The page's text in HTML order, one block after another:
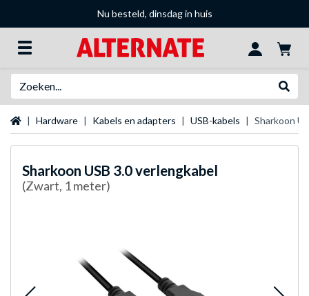
Nu besteld, dinsdag in huis
Startpagina
Hardware Kabels en adapters USB-kabels Sharkoon
Sharkoon USB 3.0 verlengkabel
(Zwart, 1 meter)